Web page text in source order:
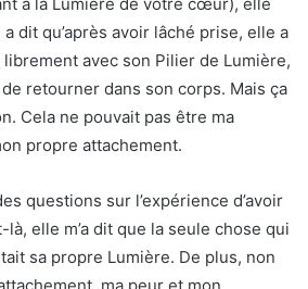
dit qu’après avoir lâché prise, elle a
avec son Pilier de Lumière,
retourner dans son corps. Mais ça
Cela ne pouvait pas être ma
propre attachement.
questions sur l’expérience d’avoir
elle m’a dit que la seule chose qui
sa propre Lumière. De plus, non